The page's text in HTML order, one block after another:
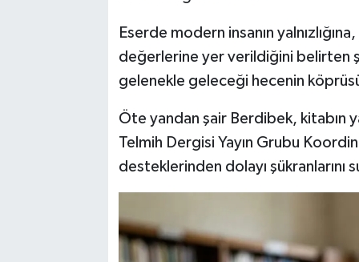
Eserde modern insanın
değerlerine yer verildiğini belirten
gelenekle geleceği hecenin
Öte yandan şair Berdibek, kitabın
Telmih Dergisi Yayın Grubu
desteklerinden dolayı şükranlarını